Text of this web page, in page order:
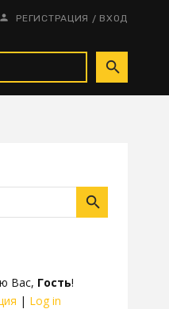
РЕГИСТРАЦИЯ / ВХОД
Вас, Гость!
| Log in